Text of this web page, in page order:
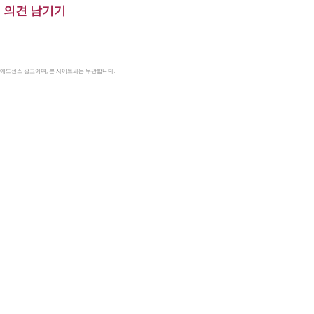
의견 남기기
드센스 광고이며, 본 사이트와는 무관합니다.